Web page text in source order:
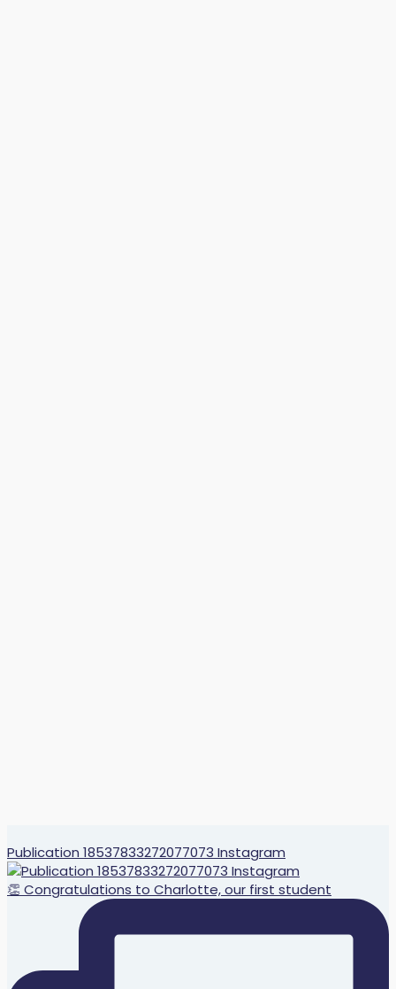
Publication 18537833272077073 Instagram
👏 Congratulations to Charlotte, our first student